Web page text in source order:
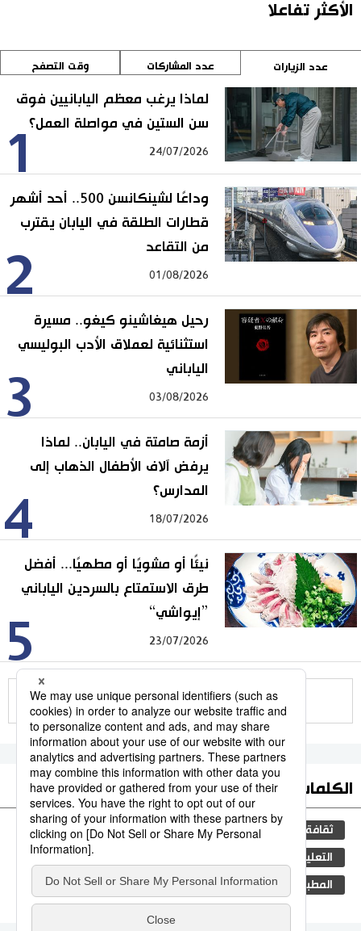
الأكثر تفاعلا
عدد الزيارات عدد المشاركات وقت التصفح
1
لماذا يرغب معظم اليابانيين فوق
سن الستين في مواصلة العمل؟
24/07/2026
2
وداعًا لشينكانسن 500.. أحد أشهر
قطارات الطلقة في اليابان يقترب
من التقاعد
01/08/2026
3
رحيل هيغاشينو كيغو.. مسيرة
استثنائية لعملاق الأدب البوليسي
الياباني
03/08/2026
4
أزمة صامتة في اليابان.. لماذا
يرفض آلاف الأطفال الذهاب إلى
المدارس؟
18/07/2026
5
نيئًا أو مشويًا أو مطهيًا... أفضل
طرق الاستمتاع بالسردين الياباني
”إيواشي“
23/07/2026
للمزيد
الكلمات الأكثر بحثا
ثقافة جيجي برس اليابان سياسة مجتمع
التعليم الياباني
المطبخ الياباني اقتصاد